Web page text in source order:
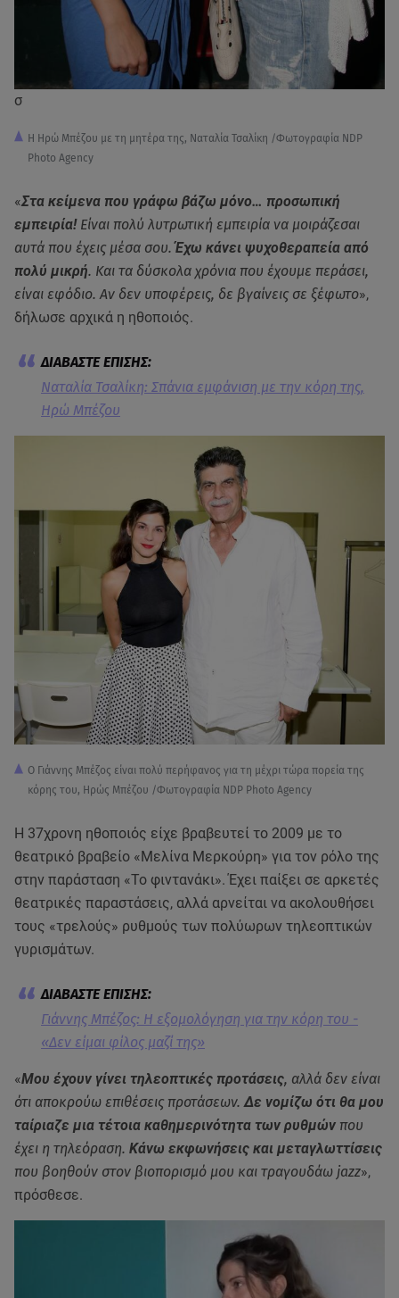
σ
Η Ηρώ Μπέζου με τη μητέρα της, Ναταλία Τσαλίκη /Φωτογραφία NDP
Photo Agency
«Στα κείμενα που γράφω βάζω μόνο… προσωπική
εμπειρία! Είναι πολύ λυτρωτική εμπειρία να μοιράζεσαι
αυτά που έχεις μέσα σου.Έχω κάνει ψυχοθεραπεία από
πολύ μικρή. Και τα δύσκολα χρόνια που έχουμε περάσει,
είναι εφόδιο. Αν δεν υποφέρεις, δε βγαίνεις σε ξέφωτο»,
δήλωσε αρχικά η ηθοποιός.
Ναταλία Τσαλίκη: Σπάνια εμφάνιση με την κόρη της,
Ηρώ Μπέζου
Ο Γιάννης Μπέζος είναι πολύ περήφανος για τη μέχρι τώρα πορεία της
κόρης του, Ηρώς Μπέζου /Φωτογραφία NDP Photo Agency
Η 37χρονη ηθοποιός είχε βραβευτεί το 2009 με το
θεατρικό βραβείο «Μελίνα Μερκούρη» για τον ρόλο της
στην παράσταση «Το φιντανάκι». Έχει παίξει σε αρκετές
θεατρικές παραστάσεις, αλλά αρνείται να ακολουθήσει
τους «τρελούς» ρυθμούς των πολύωρων τηλεοπτικών
γυρισμάτων.
Γιάννης Μπέζος: Η εξομολόγηση για την κόρη του -
«Δεν είμαι φίλος μαζί της»
«Μου έχουν γίνει τηλεοπτικές προτάσεις, αλλά δεν είναι
ότι αποκρούω επιθέσεις προτάσεων.Δε νομίζω ότι θα μου
ταίριαζε μια τέτοια καθημερινότητα των ρυθμών που
έχει η τηλεόραση. Κάνω εκφωνήσεις και μεταγλωττίσεις
που βοηθούν στον βιοπορισμό μου και τραγουδάω jazz»,
πρόσθεσε.